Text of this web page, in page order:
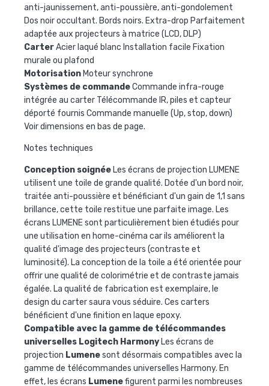
anti-jaunissement, anti-poussière, anti-gondolement
Dos noir occultant. Bords noirs. Extra-drop Parfaitement
adaptée aux projecteurs à matrice (LCD, DLP)
CarterAcier laqué blanc Installation facile Fixation
murale ou plafond
Motorisation Moteur synchrone
Systèmes de commandeCommande infra-rouge
intégrée au carter Télécommande IR, piles et capteur
déporté fournis Commande manuelle (Up, stop, down)
Voir dimensions en bas de page.
Notes techniques
Conception soignée Les écrans de projection LUMENE
utilisent une toile de grande qualité. Dotée d'un bord noir,
traitée anti-poussière et bénéficiant d'un gain de 1,1 sans
brillance, cette toile restitue une parfaite image. Les
écrans LUMENE sont particulièrement bien étudiés pour
une utilisation en home-cinéma car ils améliorent la
qualité d'image des projecteurs (contraste et
luminosité). La conception de la toile a été orientée pour
offrir une qualité de colorimétrie et de contraste jamais
égalée. La qualité de fabrication est exemplaire, le
design du carter saura vous séduire. Ces carters
bénéficient d'une finition en laque epoxy.
Compatible avec la gamme de télécommandes
universelles Logitech Harmony Les écrans de
projection Lumenesont désormais compatibles avec la
gamme de télécommandes universelles Harmony. En
effet, les écrans Lumenefigurent parmi les nombreuses